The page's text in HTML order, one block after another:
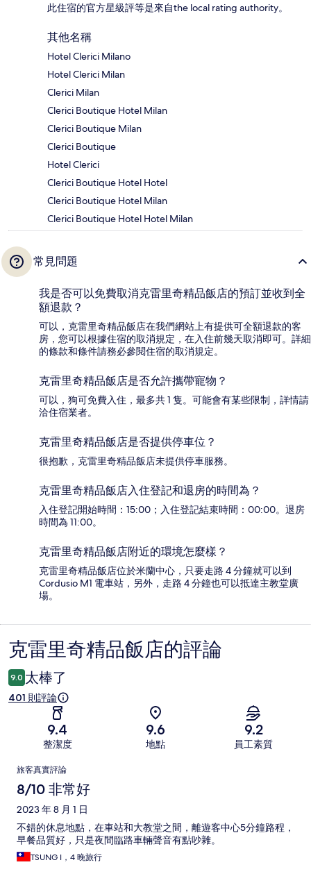
此住宿的官方星級評等是來自the local rating authority。
其他名稱
Hotel Clerici Milano
Hotel Clerici Milan
Clerici Milan
Clerici Boutique Hotel Milan
Clerici Boutique Milan
Clerici Boutique
Hotel Clerici
Clerici Boutique Hotel Hotel
Clerici Boutique Hotel Milan
Clerici Boutique Hotel Hotel Milan
常見問題
我是否可以免費取消克雷里奇精品飯店的預訂並收到全
額退款？
可以，克雷里奇精品飯店在我們網站上有提供可全額退款的客
房，您可以根據住宿的取消規定，在入住前幾天取消即可。詳細
的條款和條件請務必參閱住宿的取消規定。
克雷里奇精品飯店是否允許攜帶寵物？
可以，狗可免費入住，最多共 1 隻。可能會有某些限制，詳情請
洽住宿業者。
克雷里奇精品飯店是否提供停車位？
很抱歉，克雷里奇精品飯店未提供停車服務。
克雷里奇精品飯店入住登記和退房的時間為？
入住登記開始時間：15:00；入住登記結束時間：00:00。退房
時間為 11:00。
克雷里奇精品飯店附近的環境怎麼樣？
克雷里奇精品飯店位於米蘭中心，只要走路 4 分鐘就可以到
Cordusio M1 電車站，另外，走路 4 分鐘也可以抵達主教堂廣
場。
評
論
克雷里奇精品飯店的評論
9.0 太棒了
401 則評論
9.4
整潔度
9.6
地點
9.2
員工素質
評
論
旅客真實評論
8/10 非常好
2023 年 8 月 1 日
不錯的休息地點，在車站和大教堂之間，離遊客中心5分鐘路程，
早餐品質好，只是夜間臨路車輛聲音有點吵雜。
TSUNG I，4 晚旅行